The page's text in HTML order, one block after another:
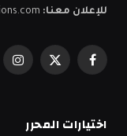
للإعلان معنا:
فيسبوكX
اختيارات المحرر